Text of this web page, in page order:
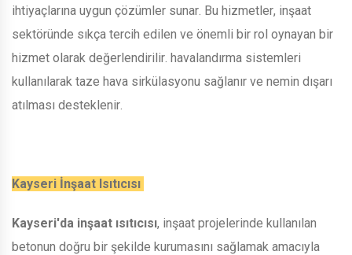
ihtiyaçlarına uygun çözümler sunar. Bu hizmetler, inşaat
sektöründe sıkça tercih edilen ve önemli bir rol oynayan bir
hizmet olarak değerlendirilir. havalandırma sistemleri
kullanılarak taze hava sirkülasyonu sağlanır ve nemin dışarı
atılması desteklenir.
Kayseri İnşaat Isıtıcısı
Kayseri'da inşaat ısıtıcısı, inşaat projelerinde kullanılan
betonun doğru bir şekilde kurumasını sağlamak amacıyla